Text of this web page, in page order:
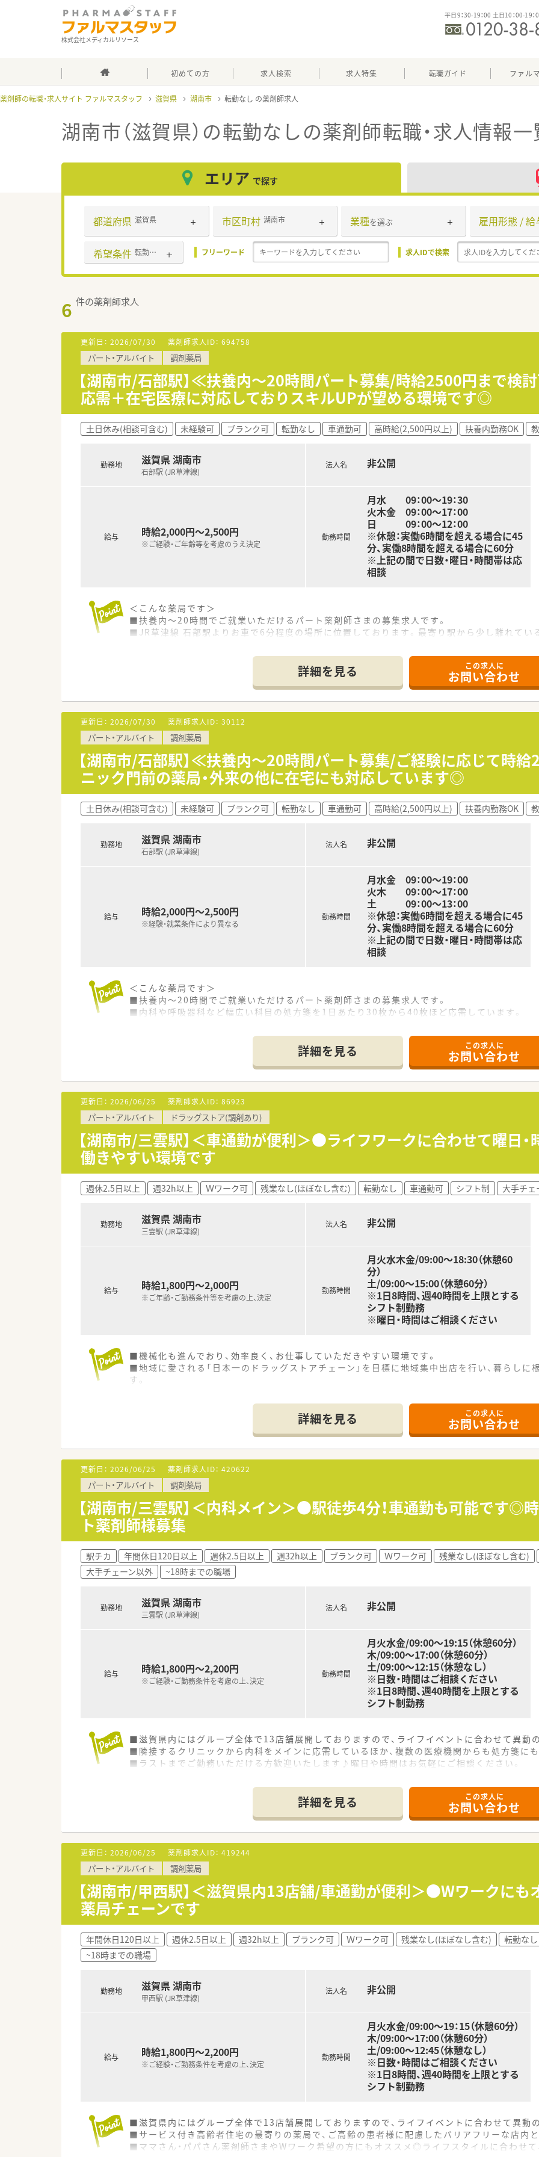
株式会社メディカルリソース
平日9：30-19：00 土日10：00-19
初めての方 求人検索 求人特集 転職ガイド ファル
薬剤師の転職・求人サイト ファルマスタッフ 滋賀県 湖南市 転勤なし
湖南市（滋賀県）の転勤なしの薬剤師転職・求人情報
エリア で探す
都道府県 滋賀県 市区町村 湖南市 業種を選ぶ 雇用形態 / 給
希望条件 転勤なし フリーワード 求人IDで検索
6 件の薬剤師求人
更新日： 2026/07/30 薬剤師求人ID： 694758
パート・アルバイト 調剤薬局
【湖南市/石部駅】≪扶養内～20時間パート募集/時給2500円まで検
応需＋在宅医療に対応しておりスキルUPが望める環境です◎
土日休み(相談可含む) 未経験可 ブランク可 転勤なし 車通勤可 高時給(2,500円以上) 扶養内勤務OK
勤務地 滋賀県 湖南市
石部駅 (JR草津線)
給与 時給2,000円～2,500円
※ご経験・ご年齢等を考慮のうえ決定
法人名 非公開
勤務時間
月水 09：00〜19：30
火木金 09：00〜17：00
日 09：00〜12：00
※休憩：実働6時間を超える場合に45
分、実働8時間を超える場合に60分
※上記の間で日数・曜日・時間帯は応
相談
＜こんな薬局です＞
■扶養内～20時間でご就業いただけるパート薬剤師さまの募集求人です。
■JR草津線 石部駅よりお車で6分程度の場所に位置しております。最寄り駅から少し離れてい
■薬剤師複数体制で安心の環境！即日ご勤務いただける方歓迎いたします。
■滋賀県に3店舗展開している地域密着型の調剤薬局で、地域医療に不可欠な役割を担っていま
詳細を見る この求人に
お問い合わせ
更新日： 2026/07/30 薬剤師求人ID： 30112
パート・アルバイト 調剤薬局
【湖南市/石部駅】≪扶養内～20時間パート募集/ご経験に応じて時
ニック門前の薬局・外来の他に在宅にも対応しています◎
土日休み(相談可含む) 未経験可 ブランク可 転勤なし 車通勤可 高時給(2,500円以上) 扶養内勤務OK
勤務地 滋賀県 湖南市
石部駅 (JR草津線)
給与 時給2,000円～2,500円
※経験・就業条件により異なる
法人名 非公開
勤務時間
月水金 09：00〜19：00
火木 09：00〜17：00
土 09：00～13：00
※休憩：実働6時間を超える場合に45
分、実働8時間を超える場合に60分
※上記の間で日数・曜日・時間帯は応
相談
＜こんな薬局です＞
■扶養内～20時間でご就業いただけるパート薬剤師さまの募集求人です。
■内科や呼吸器科など幅広い科目の処方箋を1日あたり30枚から40枚ほど応需しています。
■社長ご自身も薬剤師であり大変お優しいお人柄なので、安心してお仕事を続けられます！
■滋賀県に3店舗展開している地域密着型の調剤薬局で、地域医療に不可欠な役割を担っていま
詳細を見る この求人に
お問い合わせ
更新日： 2026/06/25 薬剤師求人ID： 86923
パート・アルバイト ドラッグストア(調剤あり)
【湖南市/三雲駅】＜車通勤が便利＞●ライフワークに合わせて曜日・
働きやすい環境です
週休2.5日以上 週32h以上 Ｗワーク可 残業なし(ほぼなし含む) 転勤なし 車通勤可 シフト制 大手チェ
勤務地 滋賀県 湖南市
三雲駅 (JR草津線)
給与 時給1,800円～2,000円
※ご年齢・ご勤務条件等を考慮の上、決定
法人名 非公開
勤務時間
月火水木金/09:00～18:30（休憩60
分）
土/09:00～15:00（休憩60分）
※1日8時間、週40時間を上限とする
シフト制勤務
※曜日・時間はご相談ください
■機械化も進んでおり、効率良く、お仕事していただきやすい環境です。
■地域に愛される「日本一のドラッグストアチェーン」を目標に地域集中出店を行い、暮らし
す。
詳細を見る この求人に
お問い合わせ
更新日： 2026/06/25 薬剤師求人ID： 420622
パート・アルバイト 調剤薬局
【湖南市/三雲駅】＜内科メイン＞●駅徒歩4分！車通勤も可能です◎
ト薬剤師様募集
駅チカ 年間休日120日以上 週休2.5日以上 週32h以上 ブランク可 Ｗワーク可
残業なし(ほぼなし含む)
大手チェーン以外
~18時までの職場
勤務地 滋賀県 湖南市
三雲駅 (JR草津線)
給与 時給1,800円～2,200円
※ご経験・ご勤務条件を考慮の上、決定
法人名 非公開
勤務時間
月火水金/09:00～19:15（休憩60分）
木/09:00～17:00（休憩60分）
土/09:00～12:15（休憩なし）
※日数・時間はご相談ください
※1日8時間、週40時間を上限とする
シフト制勤務
■滋賀県内にはグループ全体で13店舗展開しておりますので、ライフイベントに合わせて異動
■隣接するクリニックから内科をメインに応需しているほか、複数の医療機関からも処方箋に
■ラストまでご勤務いただける方歓迎いたします♪曜日や時間はお気軽にご相談ください。
詳細を見る この求人に
お問い合わせ
更新日： 2026/06/25 薬剤師求人ID： 419244
パート・アルバイト 調剤薬局
【湖南市/甲西駅】＜滋賀県内13店舗/車通勤が便利＞●Wワークにも
薬局チェーンです
年間休日120日以上 週休2.5日以上 週32h以上 ブランク可 Ｗワーク可 残業なし(ほぼなし含む)
転勤なし
~18時までの職場
勤務地 滋賀県 湖南市
甲西駅 (JR草津線)
給与 時給1,800円～2,200円
※ご経験・ご勤務条件を考慮の上、決定
法人名 非公開
勤務時間
月火水金/09:00～19：15（休憩60分）
木/09:00～17:00（休憩60分）
土/09:00～12:45（休憩なし）
※日数・時間はご相談ください
※1日8時間、週40時間を上限とする
シフト制勤務
■滋賀県内にはグループ全体で13店舗展開しておりますので、ライフイベントに合わせて異動
■サービス付き高齢者住宅の最寄りの薬局で、ご高齢の患者様に配慮したバリアフリーな店内
■ママさん・パパさん薬剤師さまやWワーク希望の方にもオススメ◎ライフスタイルに合わせて